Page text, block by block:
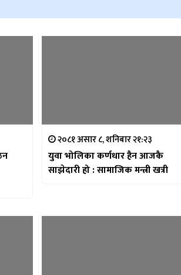
२०८१ असार ८, शनिबार २१:२३
युवा भोलिका कर्णधार हैन आजकै
साझेदारी हो : सामाजिक मन्त्री खत्री